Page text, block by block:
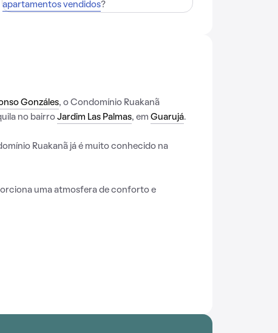
apartamentos vendidos?
Gonzáles, o Condomínio Ruakanã
no bairro Jardim Las Palmas, em Guarujá.
Ruakanã já é muito conhecido na
uma atmosfera de conforto e